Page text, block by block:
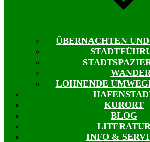
ÜBERNACHTEN
LOHNENDE
KURORT
BLOG
LITERATUR
INFO &